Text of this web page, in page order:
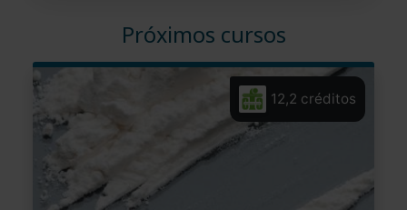
Próximos cursos
12,2 créditos